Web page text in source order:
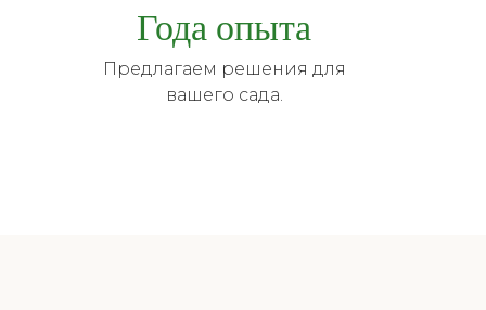
Года опыта
Предлагаем решения для
вашего сада.